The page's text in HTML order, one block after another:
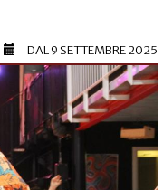
DAL9 SETTEMBRE 2025